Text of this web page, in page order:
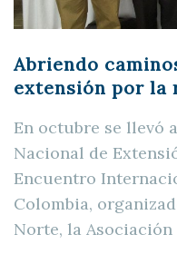
Abriendo
extensión por la
En octubre se llevó
Nacional de
Encuentro
Colombia,
Norte, la Asociación